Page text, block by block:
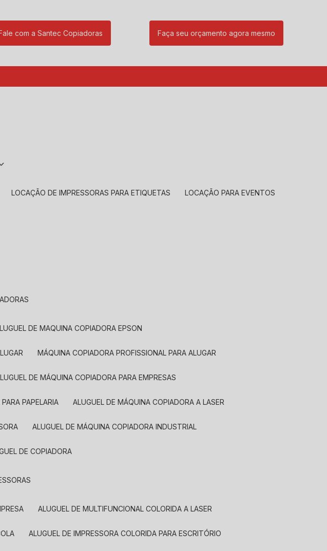
com a Santec Copiadoras Faça seu orçamento agora mesmo
LOCAÇÃO DE IMPRESSORAS PARA ETIQUETAS LOCAÇÃO PARA EVENTOS
ALUGUEL DE MAQUINA COPIADORA EPSON
MÁQUINA COPIADORA PROFISSIONAL PARA ALUGAR
ALUGUEL DE MÁQUINA COPIADORA PARA EMPRESAS
PAPELARIA ALUGUEL DE MÁQUINA COPIADORA A LASER
ALUGUEL DE MÁQUINA COPIADORA INDUSTRIAL
DE COPIADORA
ALUGUEL DE MULTIFUNCIONAL COLORIDA A LASER
ALUGUEL DE IMPRESSORA COLORIDA PARA ESCRITÓRIO